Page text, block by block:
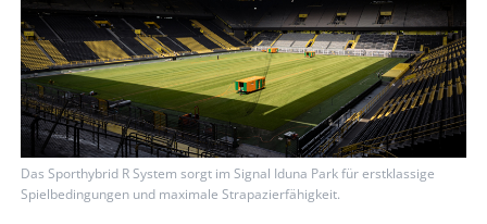
Das Sporthybrid R System sorgt im Signal Iduna Park für erstklassige
Spielbedingungen und maximale Strapazierfähigkeit.